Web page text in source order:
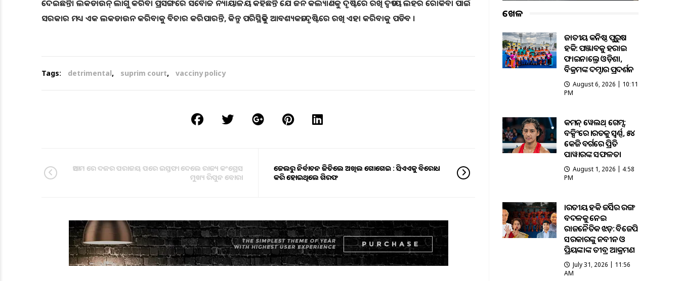
ଦେଇଛନ୍ତି। ଲକଡାଉନ୍ ଲାଗୁ କରିବା ପ୍ରସଙ୍ଗରେ ସର୍ବୋଚ୍ଚ ନ୍ୟାୟାଳୟ କହିଛନ୍ତି ଯେ ଜନ କଲ୍ୟାଣକୁ ଦୃଷ୍ଟିରେ ରଖି ଦ୍ୱତୀୟ ଲହର ରୋକିବା ପାଇଁ
ସରକାର ମଧ୍ୟ ଏକ ଲକଡାଉନ କରିବାକୁ ବିଚାର କରିପାରନ୍ତି, କିନ୍ତୁ ପରିସ୍ଥିତିକୁ ଆବଶ୍ୟକତା ଦୃଷ୍ଟିରେ ରଖି ଏହା କରିବାକୁ ପଡିବ ।
Tags: detrimental, suprim court, vacciny policy
ଆସାମ ରେ ଦଳର ପରାଜୟ ପରେ ଇସ୍ତଫା ଦେଲେ ରାଜ୍ୟ କଂଗ୍ରେସ
ମୁଖ୍ୟ ରିପୁନ ବୋରା
ଜେଲରୁ ନିର୍ବାଚନ ଜିତିଲେ ଅଖିଲ ଗୋଗେଇ : ସିଏଏକୁ ବିରୋଧ
କରି ହୋଇଥିଲେ ଗିରଫ
ଖେଳ
ଜାତୀୟ କନିଷ୍ଠ ପୁରୁଷ
ହକି: ପଞ୍ଜାବକୁ ହରାଇ
ଫାଇନାଲ୍ରେ ଓଡ଼ିଶା,
ବିକ୍ରମଙ୍କ ଦମ୍ଦାର ପ୍ରଦର୍ଶନ
August 6, 2026 | 10:11
PM
କମନ୍ ୱେଲଥ୍ ଗେମ୍ସ:
ବକ୍ସିଂରେ ଭାରତକୁ ସ୍ବର୍ଣ୍ଣ, ୫୪
କେଜି ବର୍ଗରେ ପ୍ରିତି
ପାୱାରଙ୍କ ସଫଳତା
August 1, 2026 | 4:58
PM
ଭାରତୀୟ ହକି ଜର୍ସିର ରଙ୍ଗ
ବଦଳକୁ ନେଇ
ରାଜନୈତିକ ଝଡ଼: ବିଜେପି
ସରକାରଙ୍କୁ ନବୀନ ଓ
ପ୍ରିୟଙ୍କାଙ୍କ ତୀବ୍ର ଆକ୍ରମଣ
July 31, 2026 | 11:56
AM